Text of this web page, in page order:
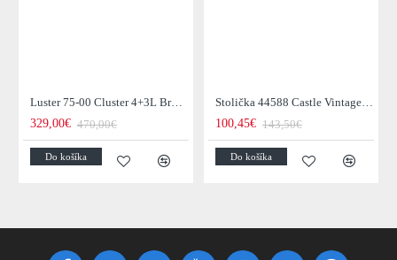
Luster 75-00 Cluster 4+3L Brown + Jantar Glass
329,00€ 470,00€
Do košíka
Stolička 44588 Castle Vintage Black
100,45€ 143,50€
Do košíka